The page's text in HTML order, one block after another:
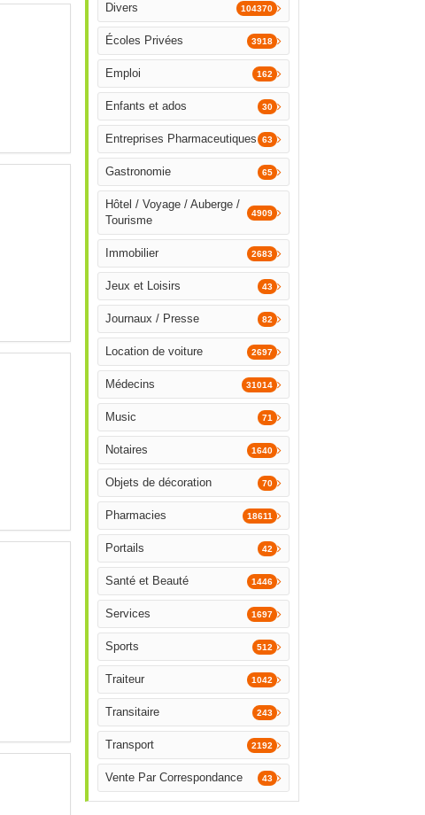
Divers 104370
Écoles Privées 3918
Emploi 162
Enfants et ados 30
Entreprises Pharmaceutiques 63
Gastronomie 65
Hôtel / Voyage / Auberge /
Tourisme
4909
Immobilier 2683
Jeux et Loisirs 43
Journaux / Presse 82
Location de voiture 2697
Médecins 31014
Music 71
Notaires 1640
Objets de décoration 70
Pharmacies 18611
Portails 42
Santé et Beauté 1446
Services 1697
Sports 512
Traiteur 1042
Transitaire 243
Transport 2192
Vente Par Correspondance 43